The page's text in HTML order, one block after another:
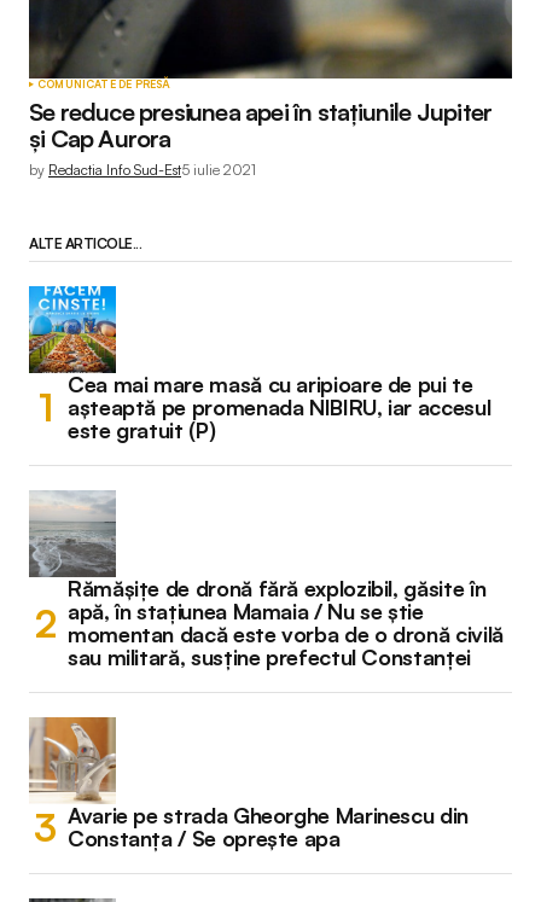
COMUNICATE DE PRESĂ
Se reduce presiunea apei în stațiunile Jupiter
și Cap Aurora
by Redactia Info Sud-Est5 iulie 2021
ALTE ARTICOLE...
Cea mai mare masă cu aripioare de pui te
așteaptă pe promenada NIBIRU, iar accesul
este gratuit (P)
Rămășițe de dronă fără explozibil, găsite în
apă, în stațiunea Mamaia / Nu se știe
momentan dacă este vorba de o dronă civilă
sau militară, susține prefectul Constanței
Avarie pe strada Gheorghe Marinescu din
Constanța / Se oprește apa